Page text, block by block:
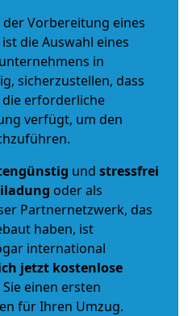
Vorbereitung eines
die Auswahl eines
in
sicherzustellen, dass
erforderliche
verfügt, um den
und stressfrei
oder als
Partnernetzwerk, das
haben, ist
international
jetzt kostenlose
einen ersten
für Ihren Umzug.